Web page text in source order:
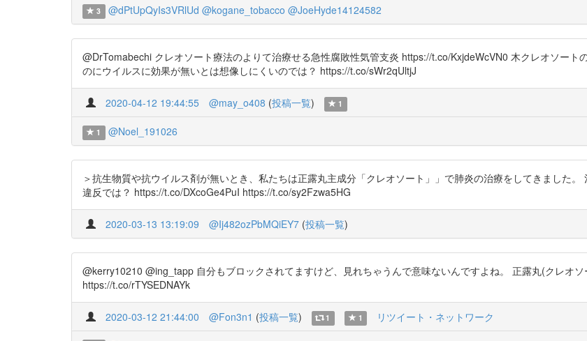
3 @dPtUpQyIs3VRlUd @kogane_tobacco @JoeHyde14124582
@DrTomabechi クレオソート療法のよりて治療せる急性腐敗性気管支炎 https://t.co/KxjdeWcVN0 木クレオソー
のにウイルスに効果が無いとは想像しにくいのでは？ https://t.co/sWr2qUltjJ
2020-04-12 19:44:55 @may_o408 (投稿一覧) 1
1 @Noel_191026
＞抗生物質や抗ウイルス剤が無いとき、私たちは正露丸主成分「クレオソート」」で肺炎の治療をしてきました
違反では？ https://t.co/DXcoGe4PuI https://t.co/sy2Fzwa5HG
2020-03-13 13:19:09 @Ij482ozPbMQiEY7 (投稿一覧)
@kerry10210 @ing_tapp 自分もブロックされてますけど、見れちゃうんで意味ないんですよね。 正露丸(クレオ
https://t.co/rTYSEDNAYk
2020-03-12 21:44:00 @Fon3n1 (投稿一覧) 1 1 リツイート・ネットワーク